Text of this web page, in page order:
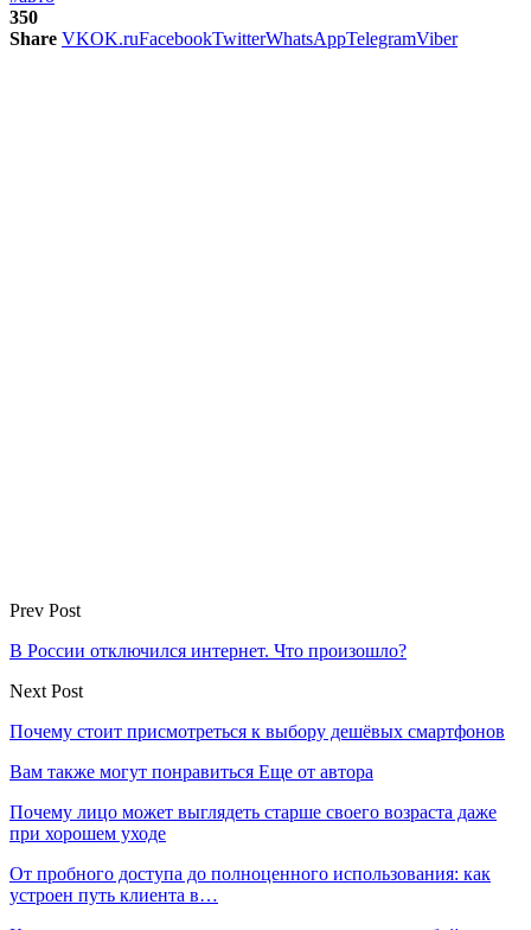
350
Share VKOK.ruFacebookTwitterWhatsAppTelegramViber
Prev Post
В России отключился интернет. Что произошло?
Next Post
Почему стоит присмотреться к выбору дешёвых смартфонов
Вам также могут понравиться Еще от автора
Почему лицо может выглядеть старше своего возраста даже
при хорошем уходе
От пробного доступа до полноценного использования: как
устроен путь клиента в…